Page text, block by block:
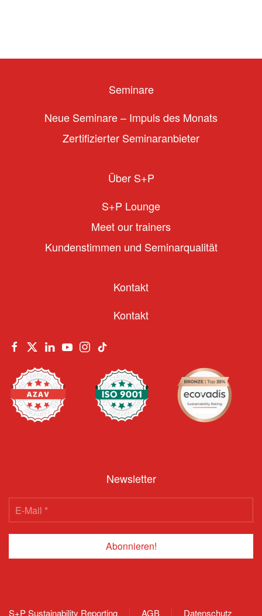
Seminare
Neue Seminare – Impuls des Monats
Zertifizierter Seminaranbieter
Über S+P
S+P Lounge
Meet our trainers
Kundenstimmen und Seminarqualität
Kontakt
Kontakt
Newsletter
S+P Sustainability Reporting AGB Datenschutz